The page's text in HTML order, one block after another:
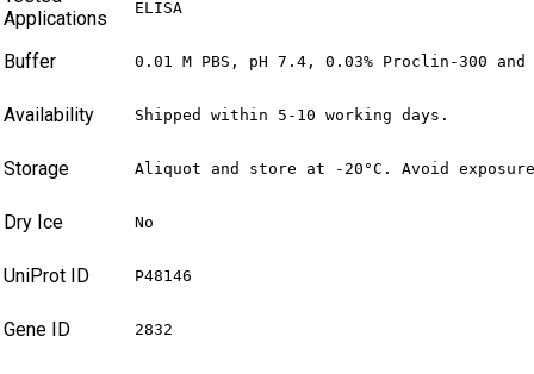
Applications
ELISA
Buffer 0.01 M PBS, pH 7.4, 0.03% Proclin-300 and
Availability Shipped within 5-10 working days.
Storage Aliquot and store at -20°C. Avoid
Dry Ice No
UniProt ID P48146
Gene ID 2832